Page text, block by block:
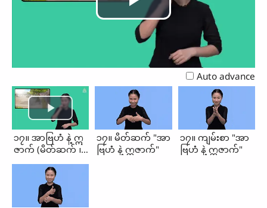
Play
Video
Auto advance
၁၇။ အာဗြဟံ နဲ့ ဣ
ဇာက် (မိတ်ဆက် ၊
သင်ခန်းစာ)
၁၇။ မိတ်ဆက် "အာ
ဗြဟံ နဲ့ ဣဇာက်"
၁၇။ ကျမ်းစာ "အာ
ဗြဟံ နဲ့ ဣဇာက်"